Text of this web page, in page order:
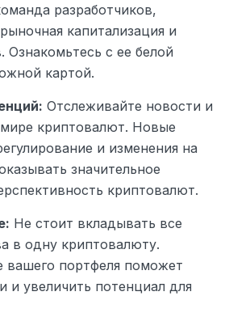
разработчиков,
капитализация и
Ознакомьтесь с ее белой
картой.
Отслеживайте новости и
криптовалют. Новые
и изменения на
значительное
криптовалют.
Не стоит вкладывать все
в одну криптовалюту.
вашего портфеля поможет
и увеличить потенциал для